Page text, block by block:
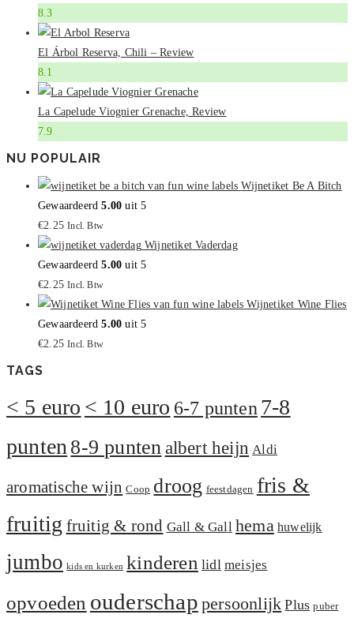
8.3
El Árbol Reserva, Chili – Review
8.1
La Capelude Viognier Grenache, Review
7.9
NU POPULAIR
Wijnetiket Be A Bitch
Gewaardeerd5.00 uit 5
€2.25 Incl. Btw
Wijnetiket Vaderdag
Gewaardeerd5.00 uit 5
€2.25 Incl. Btw
Wijnetiket Wine Flies
Gewaardeerd5.00 uit 5
€2.25 Incl. Btw
TAGS
< 5 euro < 10 euro 6-7 punten 7-8
punten 8-9 puntenalbert heijn Aldi
aromatische wijn Coop droog feestdagen fris &
fruitig fruitig & rond Gall & Gall hema huwelijk
jumbo kids en kurken kinderen lidl meisjes
opvoeden ouderschap persoonlijk Plus puber